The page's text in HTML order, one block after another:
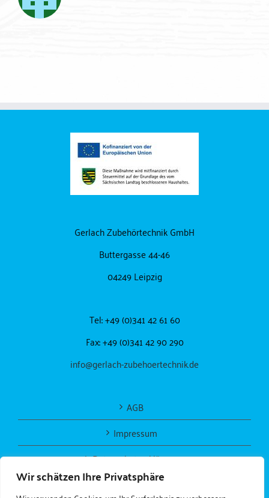
Wir schätzen Ihre Privatsphäre
Gerlach Zubehörtechnik GmbH
Buttergasse 44-46
04249 Leipzig
Tel: +49 (0)341 42 61 60
Fax: +49 (0)341 42 90 290
info@gerlach-zubehoertechnik.de
AGB
Impressum
Datenschutzerklärung